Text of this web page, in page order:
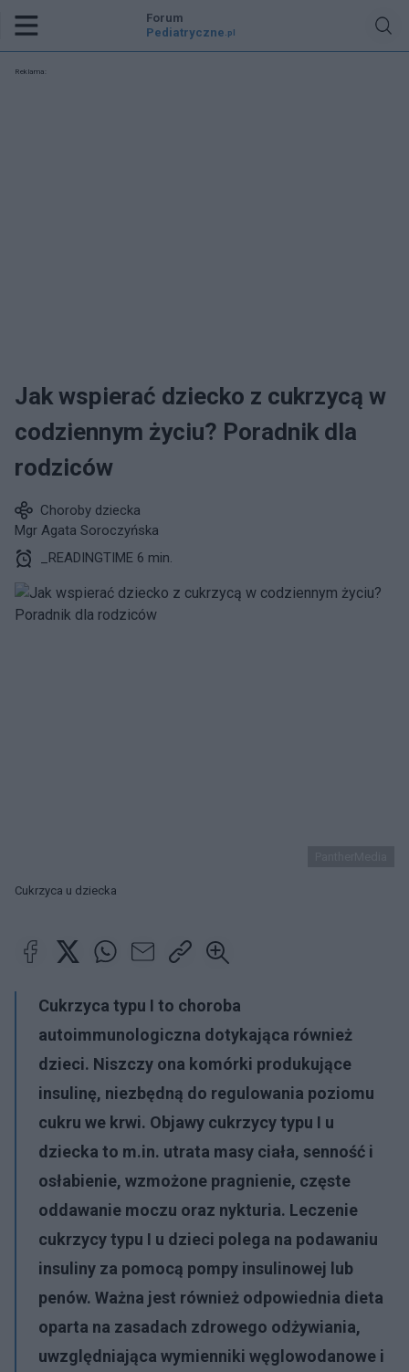
Forum
Pediatryczne .pl
Reklama:
Jak wspierać dziecko z cukrzycą w
codziennym życiu? Poradnik dla
rodziców
Choroby dziecka
Mgr Agata Soroczyńska
_READINGTIME 6 min.
Cukrzyca u dziecka
Cukrzyca typu I to choroba
autoimmunologiczna dotykająca również
dzieci. Niszczy ona komórki produkujące
insulinę, niezbędną do regulowania poziomu
cukru we krwi. Objawy cukrzycy typu I u
dziecka to m.in. utrata masy ciała, senność i
osłabienie, wzmożone pragnienie, częste
oddawanie moczu oraz nykturia. Leczenie
cukrzycy typu I u dzieci polega na podawaniu
insuliny za pomocą pompy insulinowej lub
penów. Ważna jest również odpowiednia dieta
oparta na zasadach zdrowego odżywiania,
uwzględniająca wymienniki węglowodanowe i